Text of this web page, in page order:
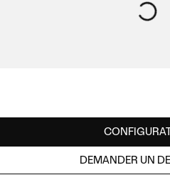
DEMANDER UN